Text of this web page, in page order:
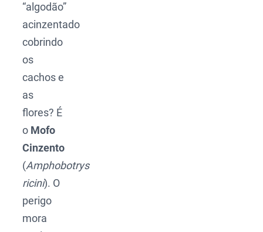
“algodão”
acinzentado
cobrindo
os
cachos e
as
flores? É
o Mofo
Cinzento
(Amphobotrys
ricini). O
perigo
mora